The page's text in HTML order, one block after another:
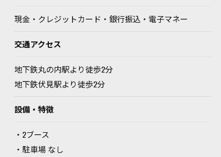
現金・クレジットカード・銀行振込・電子マネー
交通アクセス
地下鉄丸の内駅より徒歩2分
地下鉄伏見駅より徒歩2分
設備・特徴
・2ブース
・駐車場 なし